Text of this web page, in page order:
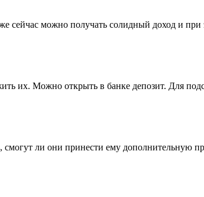
сейчас можно получать солидный доход и при
их. Можно открыть в банке депозит. Для
смогут ли они принести ему дополнительную